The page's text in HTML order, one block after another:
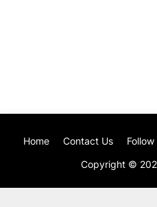
Copyright ©
Home Contact Us Follow